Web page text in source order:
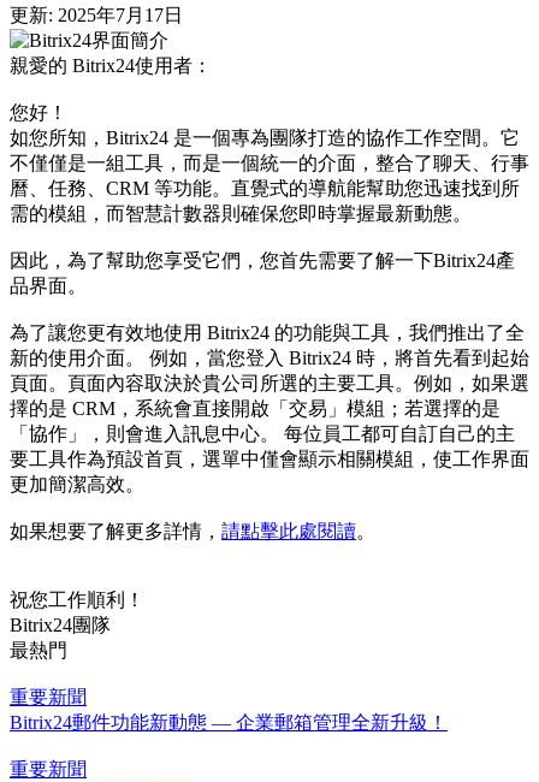
更新: 2025年7月17日
親愛的 Bitrix24使用者：
您好！
如您所知，Bitrix24 是一個專為團隊打造的協作工作空間。它
不僅僅是一組工具，而是一個統一的介面，整合了聊天、行事
曆、任務、CRM 等功能。直覺式的導航能幫助您迅速找到所
需的模組，而智慧計數器則確保您即時掌握最新動態。
因此，為了幫助您享受它們，您首先需要了解一下Bitrix24產
品界面。
為了讓您更有效地使用 Bitrix24 的功能與工具，我們推出了全
新的使用介面。 例如，當您登入 Bitrix24 時，將首先看到起始
頁面。頁面內容取決於貴公司所選的主要工具。例如，如果選
擇的是 CRM，系統會直接開啟「交易」模組；若選擇的是
「協作」，則會進入訊息中心。 每位員工都可自訂自己的主
要工具作為預設首頁，選單中僅會顯示相關模組，使工作界面
更加簡潔高效。
如果想要了解更多詳情， 請點擊此處閱讀。
祝您工作順利！
Bitrix24團隊
最熱門
重要新聞
Bitrix24郵件功能新動態 — 企業郵箱管理全新升級！
重要新聞